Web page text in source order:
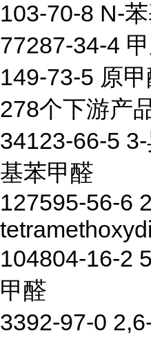
103-70-8 N-
77287-34-4
149-73-5 原
278个下游产
34123-66-5
基苯甲醛
127595-56-6
104804-16-2
甲醛
3392-97-0